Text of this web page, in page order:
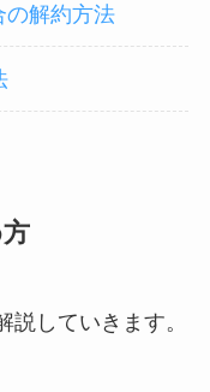
の解約方法
していきます。